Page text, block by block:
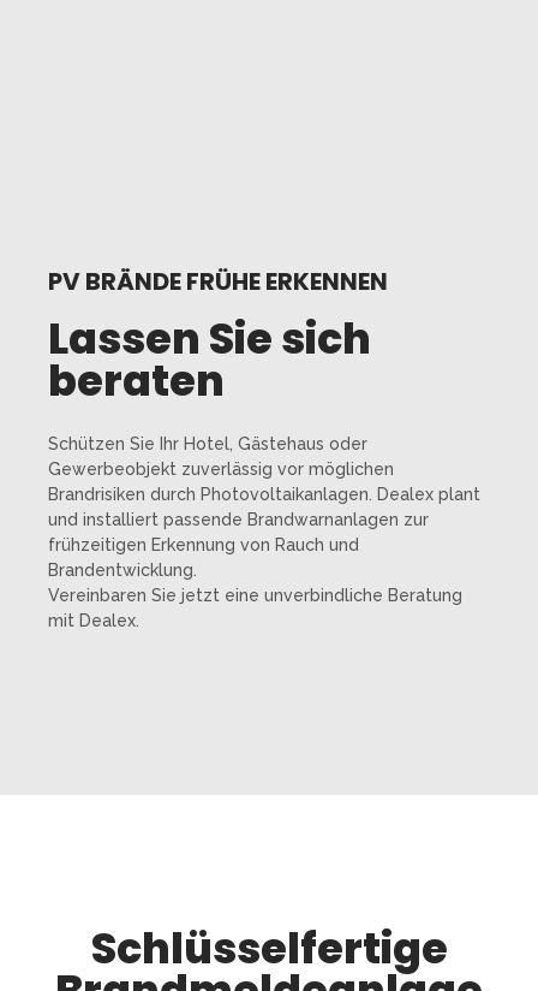
PV BRÄNDE FRÜHE ERKENNEN
Lassen Sie sich
beraten
Schützen Sie Ihr Hotel, Gästehaus oder
Gewerbeobjekt zuverlässig vor möglichen
Brandrisiken durch Photovoltaikanlagen. Dealex plant
und installiert passende Brandwarnanlagen zur
frühzeitigen Erkennung von Rauch und
Brandentwicklung.
Vereinbaren Sie jetzt eine unverbindliche Beratung
mit Dealex.
Schlüsselfertige